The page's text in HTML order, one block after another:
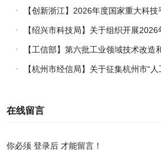
企业推荐工作的通知
【创新浙江】2026年度国家重大科
究专项（试点）项目指南
【绍兴市科技局】关于组织开展
报工作的通知
【工信部】第六批工业领域技术改造
报工作启动
【杭州市经信局】关于征集杭州市“
在线留言
你必须登录后 才能留言！